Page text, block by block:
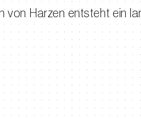
von Harzen entsteht ein